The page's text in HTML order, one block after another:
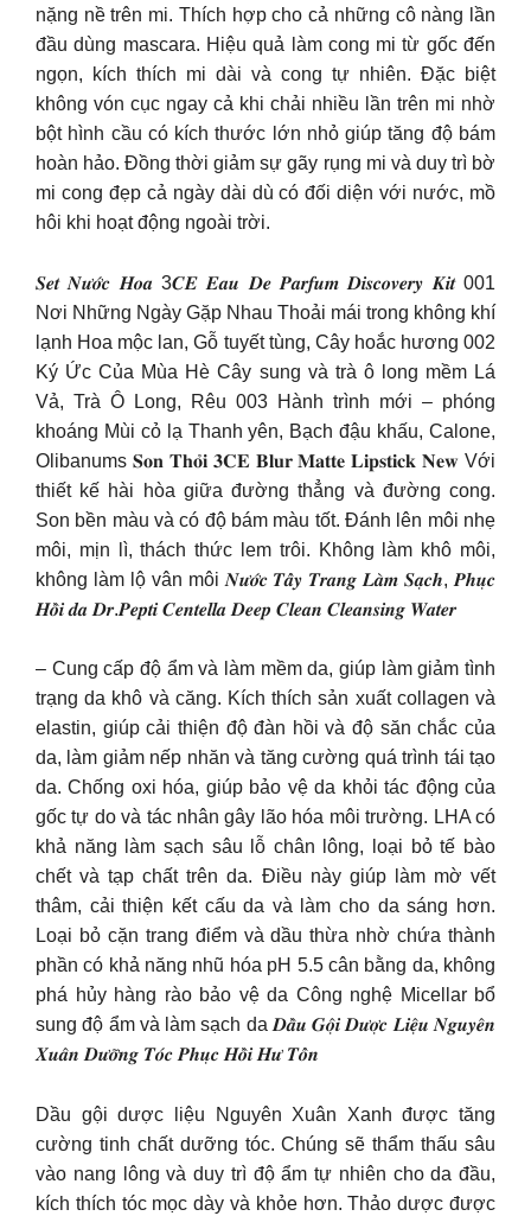
nặng nề trên mi. Thích hợp cho cả những cô nàng lần
đầu dùng mascara. Hiệu quả làm cong mi từ gốc đến
ngọn, kích thích mi dài và cong tự nhiên. Đặc biệt
không vón cục ngay cả khi chải nhiều lần trên mi nhờ
bột hình cầu có kích thước lớn nhỏ giúp tăng độ bám
hoàn hảo. Đồng thời giảm sự gãy rụng mi và duy trì bờ
mi cong đẹp cả ngày dài dù có đối diện với nước, mồ
hôi khi hoạt động ngoài trời.
𝑺𝒆𝒕 𝑵𝒖̛𝒐̛́𝒄 𝑯𝒐𝒂 3𝑪𝑬 𝑬𝒂𝒖 𝑫𝒆 𝑷𝒂𝒓𝒇𝒖𝒎 𝑫𝒊𝒔𝒄𝒐𝒗𝒆𝒓𝒚 𝑲𝒊𝒕 001
Nơi Những Ngày Gặp Nhau Thoải mái trong không khí
lạnh Hoa mộc lan, Gỗ tuyết tùng, Cây hoắc hương 002
Ký Ức Của Mùa Hè Cây sung và trà ô long mềm Lá
Vả, Trà Ô Long, Rêu 003 Hành trình mới – phóng
khoáng Mùi cỏ lạ Thanh yên, Bạch đậu khấu, Calone,
Olibanums 𝐒𝐨𝐧 𝐓𝐡𝐨̉𝐢 𝟑𝐂𝐄 𝐁𝐥𝐮𝐫 𝐌𝐚𝐭𝐭𝐞 𝐋𝐢𝐩𝐬𝐭𝐢𝐜𝐤 𝐍𝐞𝐰 Với
thiết kế hài hòa giữa đường thẳng và đường cong.
Son bền màu và có độ bám màu tốt. Đánh lên môi nhẹ
môi, mịn lì, thách thức lem trôi. Không làm khô môi,
không làm lộ vân môi 𝑵𝒖̛𝒐̛́𝒄 𝑻𝒂̂̉𝒚 𝑻𝒓𝒂𝒏𝒈 𝑳𝒂̀𝒎 𝑺𝒂̣𝒄𝒉, 𝑷𝒉𝒖̣𝒄
𝑯𝒐̂̀𝒊 𝒅𝒂 𝑫𝒓.𝑷𝒆𝒑𝒕𝒊 𝑪𝒆𝒏𝒕𝒆𝒍𝒍𝒂 𝑫𝒆𝒆𝒑 𝑪𝒍𝒆𝒂𝒏 𝑪𝒍𝒆𝒂𝒏𝒔𝒊𝒏𝒈 𝑾𝒂𝒕𝒆𝒓
– Cung cấp độ ẩm và làm mềm da, giúp làm giảm tình
trạng da khô và căng. Kích thích sản xuất collagen và
elastin, giúp cải thiện độ đàn hồi và độ săn chắc của
da, làm giảm nếp nhăn và tăng cường quá trình tái tạo
da. Chống oxi hóa, giúp bảo vệ da khỏi tác động của
gốc tự do và tác nhân gây lão hóa môi trường. LHA có
khả năng làm sạch sâu lỗ chân lông, loại bỏ tế bào
chết và tạp chất trên da. Điều này giúp làm mờ vết
thâm, cải thiện kết cấu da và làm cho da sáng hơn.
Loại bỏ cặn trang điểm và dầu thừa nhờ chứa thành
phần có khả năng nhũ hóa pH 5.5 cân bằng da, không
phá hủy hàng rào bảo vệ da Công nghệ Micellar bổ
sung độ ẩm và làm sạch da 𝑫𝒂̂̀𝒖 𝑮𝒐̣̂𝒊 𝑫𝒖̛𝒐̛̣𝒄 𝑳𝒊𝒆̣̂𝒖 𝑵𝒈𝒖𝒚𝒆̂𝒏
𝑿𝒖𝒂̂𝒏 𝑫𝒖̛𝒐̛̃𝒏𝒈 𝑻𝒐́𝒄 𝑷𝒉𝒖̣𝒄 𝑯𝒐̂̀𝒊 𝑯𝒖̛ 𝑻𝒐̂̉𝒏
Dầu gội dược liệu Nguyên Xuân Xanh được tăng
cường tinh chất dưỡng tóc. Chúng sẽ thẩm thấu sâu
vào nang lông và duy trì độ ẩm tự nhiên cho da đầu,
kích thích tóc mọc dày và khỏe hơn. Thảo dược được